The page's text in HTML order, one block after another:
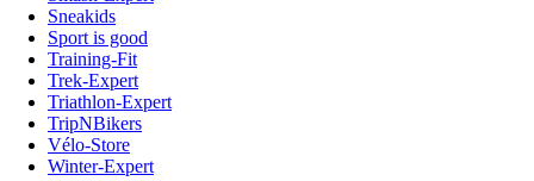
Sneakids
Sport is good
Training-Fit
Trek-Expert
Triathlon-Expert
TripNBikers
Vélo-Store
Winter-Expert